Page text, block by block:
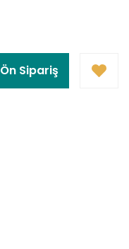
Ön Sipariş